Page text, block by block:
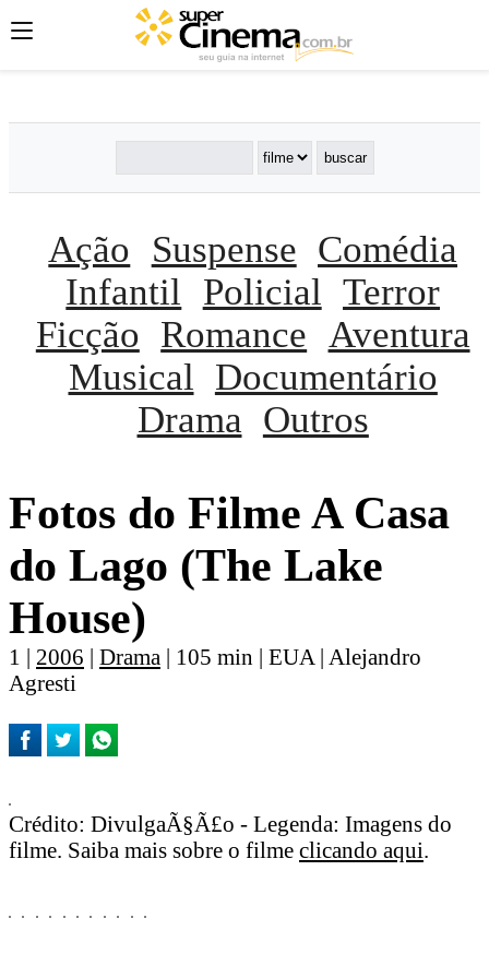
';';
Ação Suspense Comédia
Infantil
Policial Terror
Ficção Romance Aventura
Musical
Documentário
Drama Outros
Fotos do Filme A Casa
do Lago (The Lake
House)
1 | 2006 | Drama | 105 min | EUA | Alejandro
Agresti
Crédito: DivulgaÃ§Ã£o - Legenda: Imagens do
filme. Saiba mais sobre o filme clicando aqui.